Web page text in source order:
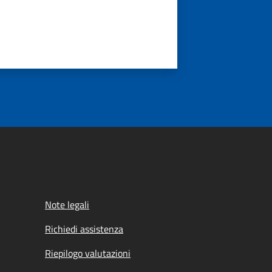
Note legali
Richiedi assistenza
Riepilogo valutazioni